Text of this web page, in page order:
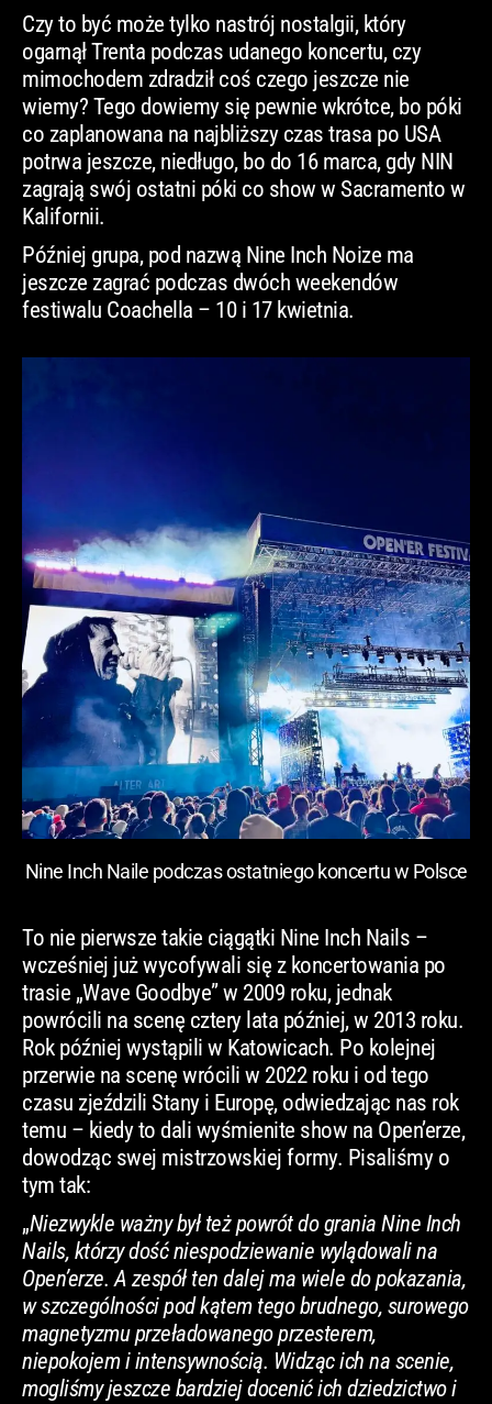
Czy to być może tylko nastrój nostalgii, który
ogarnął Trenta podczas udanego koncertu, czy
mimochodem zdradził coś czego jeszcze nie
wiemy? Tego dowiemy się pewnie wkrótce, bo póki
co zaplanowana na najbliższy czas trasa po USA
potrwa jeszcze, niedługo, bo do 16 marca, gdy NIN
zagrają swój ostatni póki co show w Sacramento w
Kalifornii.
Później grupa, pod nazwą Nine Inch Noize ma
jeszcze zagrać podczas dwóch weekendów
festiwalu Coachella – 10 i 17 kwietnia.
Nine Inch Naile podczas ostatniego koncertu w Polsce
To nie pierwsze takie ciągątki Nine Inch Nails –
wcześniej już wycofywali się z koncertowania po
trasie „Wave Goodbye” w 2009 roku, jednak
powrócili na scenę cztery lata później, w 2013 roku.
Rok później wystąpili w Katowicach. Po kolejnej
przerwie na scenę wrócili w 2022 roku i od tego
czasu zjeździli Stany i Europę, odwiedzając nas rok
temu – kiedy to dali wyśmienite show na Open’erze,
dowodząc swej mistrzowskiej formy. Pisaliśmy o
tym tak:
„Niezwykle ważny był też powrót do grania Nine Inch
Nails, którzy dość niespodziewanie wylądowali na
Open’erze. A zespół ten dalej ma wiele do pokazania,
w szczególności pod kątem tego brudnego, surowego
magnetyzmu przeładowanego przesterem,
niepokojem i intensywnością. Widząc ich na scenie,
mogliśmy jeszcze bardziej docenić ich dziedzictwo i